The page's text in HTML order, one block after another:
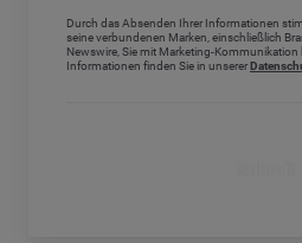
Durch das Absenden Ihrer Informationen
seine verbundenen Marken, einschließlich
Newswire, Sie mit Marketing-Kommunikation
Informationen finden Sie in unserer